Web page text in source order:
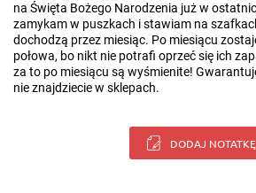
na Święta Bożego Narodzenia już w
zamykam w puszkach i stawiam na
dochodzą przez miesiąc. Po miesiącu
połowa, bo nikt nie potrafi oprzeć się ich
za to po miesiącu są wyśmienite!
nie znajdziecie w sklepach.
DODAJ NOTATKĘ